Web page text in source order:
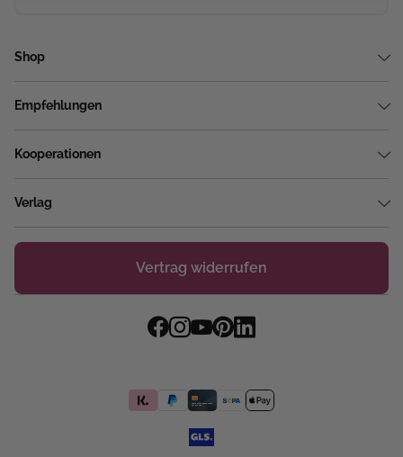
Shop
Empfehlungen
Kooperationen
Verlag
Vertrag widerrufen